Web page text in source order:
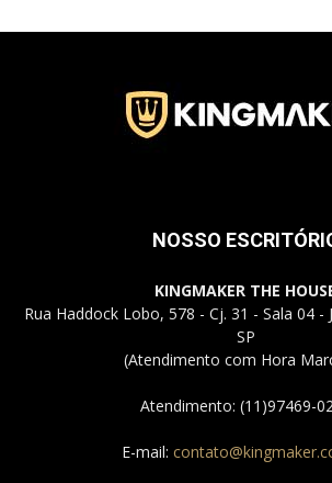
NOSSO
KINGMAKER THE
Rua Haddock Lobo, 578 - Cj. 31 - Sala 04 -
SP
(Atendimento com Hora
Atendimento: (11)97469-
E-mail: